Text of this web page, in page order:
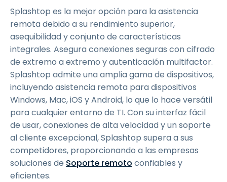
Splashtop es la mejor opción para la asistencia
remota debido a su rendimiento superior,
asequibilidad y conjunto de características
integrales. Asegura conexiones seguras con cifrado
de extremo a extremo y autenticación multifactor.
Splashtop admite una amplia gama de dispositivos,
incluyendo asistencia remota para dispositivos
Windows, Mac, iOS y Android, lo que lo hace versátil
para cualquier entorno de TI. Con su interfaz fácil
de usar, conexiones de alta velocidad y un soporte
al cliente excepcional, Splashtop supera a sus
competidores, proporcionando a las empresas
soluciones de Soporte remoto confiables y
eficientes.